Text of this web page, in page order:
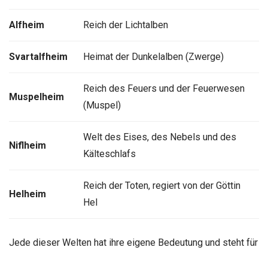
Alfheim Reich der Lichtalben
Svartalfheim Heimat der Dunkelalben (Zwerge)
Muspelheim
Reich des Feuers und der Feuerwesen
(Muspel)
Niflheim
Welt des Eises, des Nebels und des
Kälteschlafs
Helheim
Reich der Toten, regiert von der Göttin
Hel
Jede dieser Welten hat ihre eigene Bedeutung und steht für